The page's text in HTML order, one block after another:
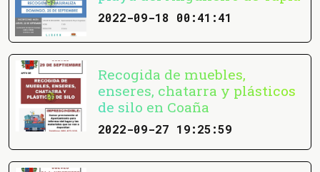
2022-09-18 00:41:41
Recogida de muebles,
enseres, chatarra y plásticos
de silo en Coaña
2022-09-27 19:25:59